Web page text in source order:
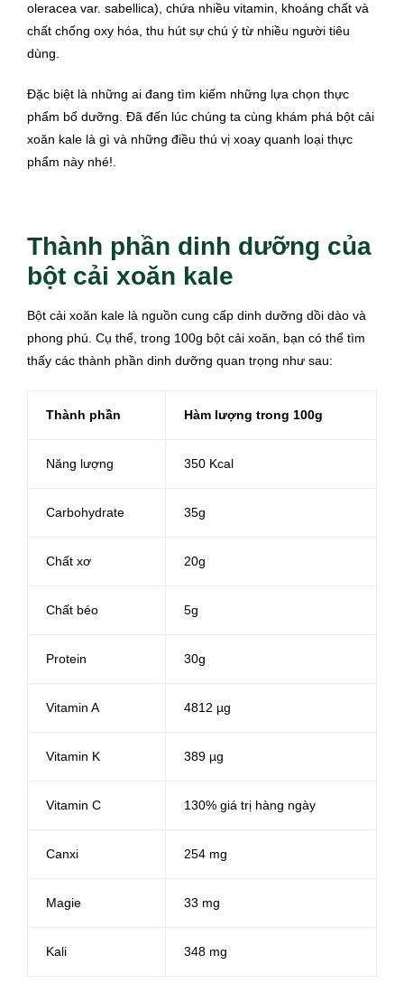
oleracea var. sabellica), chứa nhiều vitamin, khoáng chất và
chất chống oxy hóa, thu hút sự chú ý từ nhiều người tiêu
dùng.
Đặc biệt là những ai đang tìm kiếm những lựa chọn thực
phẩm bổ dưỡng. Đã đến lúc chúng ta cùng khám phá bột cải
xoăn kale là gì và những điều thú vị xoay quanh loại thực
phẩm này nhé!.
Thành phần dinh dưỡng của
bột cải xoăn kale
Bột cải xoăn kale là nguồn cung cấp dinh dưỡng dồi dào và
phong phú. Cụ thể, trong 100g bột cải xoăn, bạn có thể tìm
thấy các thành phần dinh dưỡng quan trọng như sau:
Thành phần Hàm lượng trong 100g
Năng lượng 350 Kcal
Carbohydrate 35g
Chất xơ 20g
Chất béo 5g
Protein 30g
Vitamin A 4812 µg
Vitamin K 389 µg
Vitamin C 130% giá trị hàng ngày
Canxi 254 mg
Magie 33 mg
Kali 348 mg